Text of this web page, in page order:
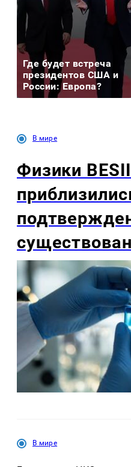
Где будет встреча
президентов США и
России: Европа?
В мире
Физики
В мире